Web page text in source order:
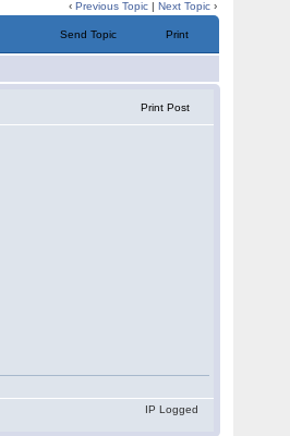
‹Previous Topic |Next Topic ›
Send Topic Print
Print Post
IP Logged